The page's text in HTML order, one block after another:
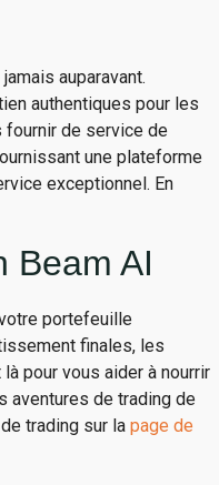
auparavant.
authentiques pour les
de service de
une plateforme
exceptionnel. En
Beam AI
portefeuille
finales, les
pour vous aider à nourrir
aventures de trading de
trading sur la page de